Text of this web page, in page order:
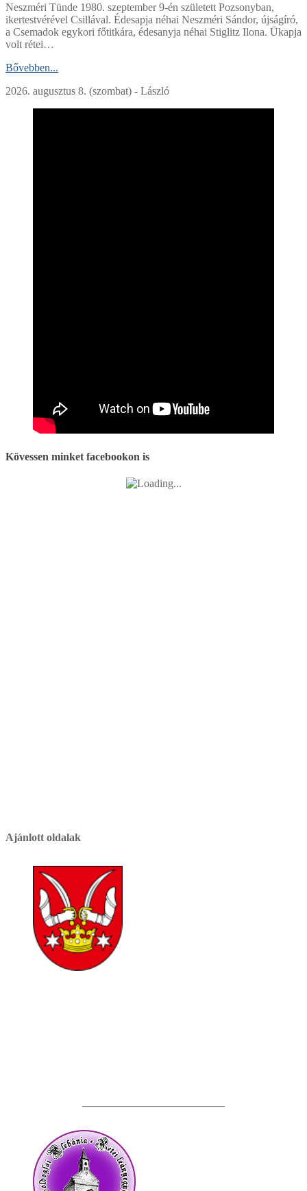
Neszméri Tünde 1980. szeptember 9-én született Pozsonyban,
ikertestvérével Csillával. Édesapja néhai Neszméri Sándor, újságíró,
a Csemadok egykori főtitkára, édesanyja néhai Stiglitz Ilona. Ükapja
volt rétei…
Bővebben...
2026. augusztus 8. (szombat) - László
Kövessen minket facebookon is
Ajánlott oldalak